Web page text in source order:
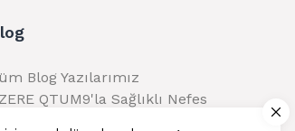
Blog Yazılarımız
QTUM9'la Sağlıklı Nefes